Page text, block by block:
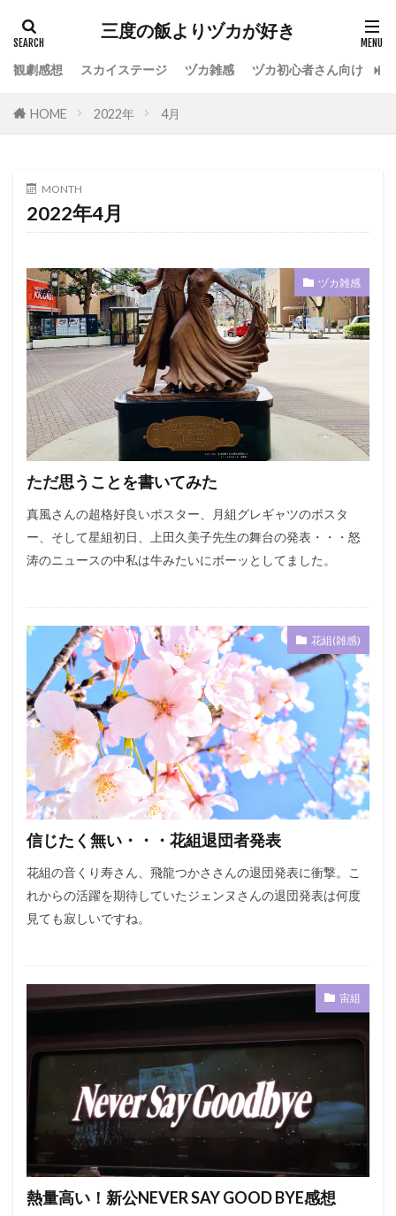
三度の飯よりヅカが好き
観劇感想 スカイステージ ヅカ雑感 ヅカ初心者さん向け
HOME 2022年 4月
MONTH
2022年4月
ヅカ雑感
ただ思うことを書いてみた
真風さんの超格好良いポスター、月組グレギャツのポスタ
ー、そして星組初日、上田久美子先生の舞台の発表・・・怒
涛のニュースの中私は牛みたいにボーッとしてました。
花組(雑感)
信じたく無い・・・花組退団者発表
花組の音くり寿さん、飛龍つかささんの退団発表に衝撃。こ
れからの活躍を期待していたジェンヌさんの退団発表は何度
見ても寂しいですね。
宙組
熱量高い！新公NEVER SAY GOOD BYE感想
専科 花組
宝塚ホテル
スカステ
レヴュースタァライト
大人会
宝塚用語
おすすめ飲食店
拍手 初心者
初観劇
観劇マナー
かげきしょうじょ!!
検索